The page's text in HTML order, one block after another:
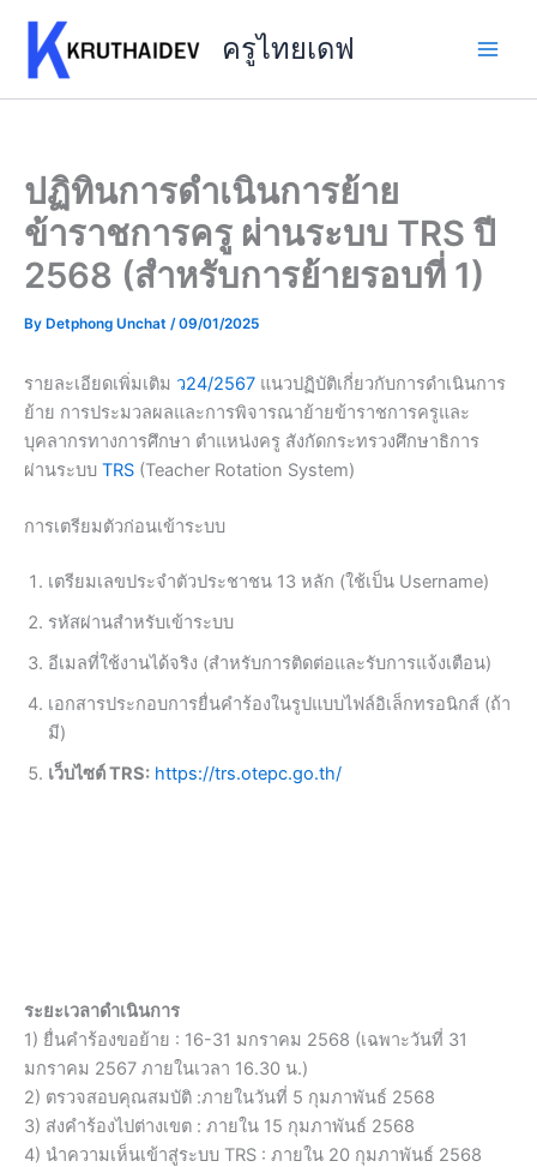
content
ครูไทยเดฟ
ปฏิทินการดำเนินการย้าย
ข้าราชการครู ผ่านระบบ TRS ปี
2568 (สำหรับการย้ายรอบที่ 1)
By Detphong Unchat /09/01/2025
รายละเอียดเพิ่มเติม ว24/2567 แนวปฏิบัติเกี่ยวกับการดำเนินการ
ย้าย การประมวลผลและการพิจารณาย้ายข้าราชการครูและ
บุคลากรทางการศึกษา ตำแหน่งครู สังกัดกระทรวงศึกษาธิการ
ผ่านระบบ TRS (Teacher Rotation System)
การเตรียมตัวก่อนเข้าระบบ
เตรียมเลขประจำตัวประชาชน 13 หลัก (ใช้เป็น Username)
รหัสผ่านสำหรับเข้าระบบ
อีเมลที่ใช้งานได้จริง (สำหรับการติดต่อและรับการแจ้งเตือน)
เอกสารประกอบการยื่นคำร้องในรูปแบบไฟล์อิเล็กทรอนิกส์ (ถ้า
มี)
เว็บไซต์ TRS: https://trs.otepc.go.th/
ระยะเวลาดำเนินการ
1) ยื่นคำร้องขอย้าย : 16-31 มกราคม 2568 (เฉพาะวันที่ 31
มกราคม 2567 ภายในเวลา 16.30 น.)
2) ตรวจสอบคุณสมบัติ :ภายในวันที่ 5 กุมภาพันธ์ 2568
3) ส่งคำร้องไปต่างเขต : ภายใน 15 กุมภาพันธ์ 2568
4) นำความเห็นเข้าสู่ระบบ TRS : ภายใน 20 กุมภาพันธ์ 2568